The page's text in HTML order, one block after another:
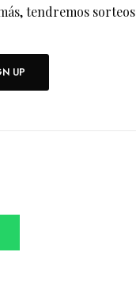
tendremos sorteos
UP